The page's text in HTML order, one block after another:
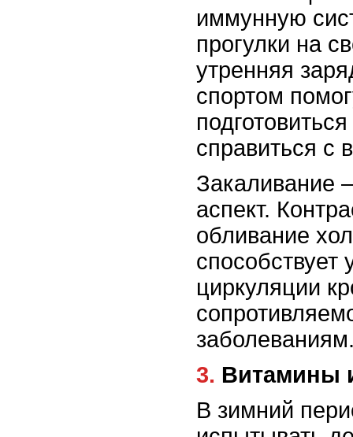
иммунную
прогулки на
утренняя
спортом
справиться с
Закаливание
аспект.
обливание
циркуляции
3.
В зимний